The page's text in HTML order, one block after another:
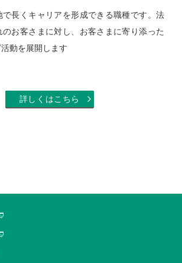
で長くキャリアを形成できる職種です。法
のお客さまに対し、お客さまに寄り添った
動を展開します
詳しくはこちら